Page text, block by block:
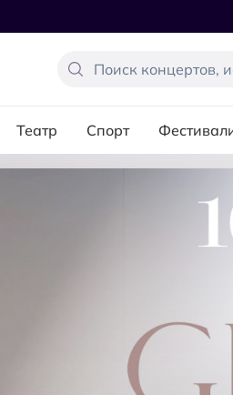
Театр Спорт